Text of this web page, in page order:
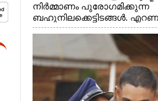
നിർമ്മാണം പുരോഗമിക്കുന്ന
ബഹുനിലക്കെട്ടിടങ്ങൾ.
ചാത്യാത്ത് റോഡിൽ